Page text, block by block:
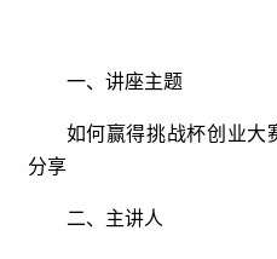
一、讲座主题
如何赢得挑战杯创业大
分享
二、主讲人